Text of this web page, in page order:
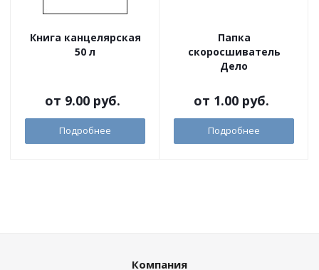
Книга канцелярская
50 л
от 9.00 руб.
Подробнее
Папка
скоросшиватель
Дело
от 1.00 руб.
Подробнее
Компания